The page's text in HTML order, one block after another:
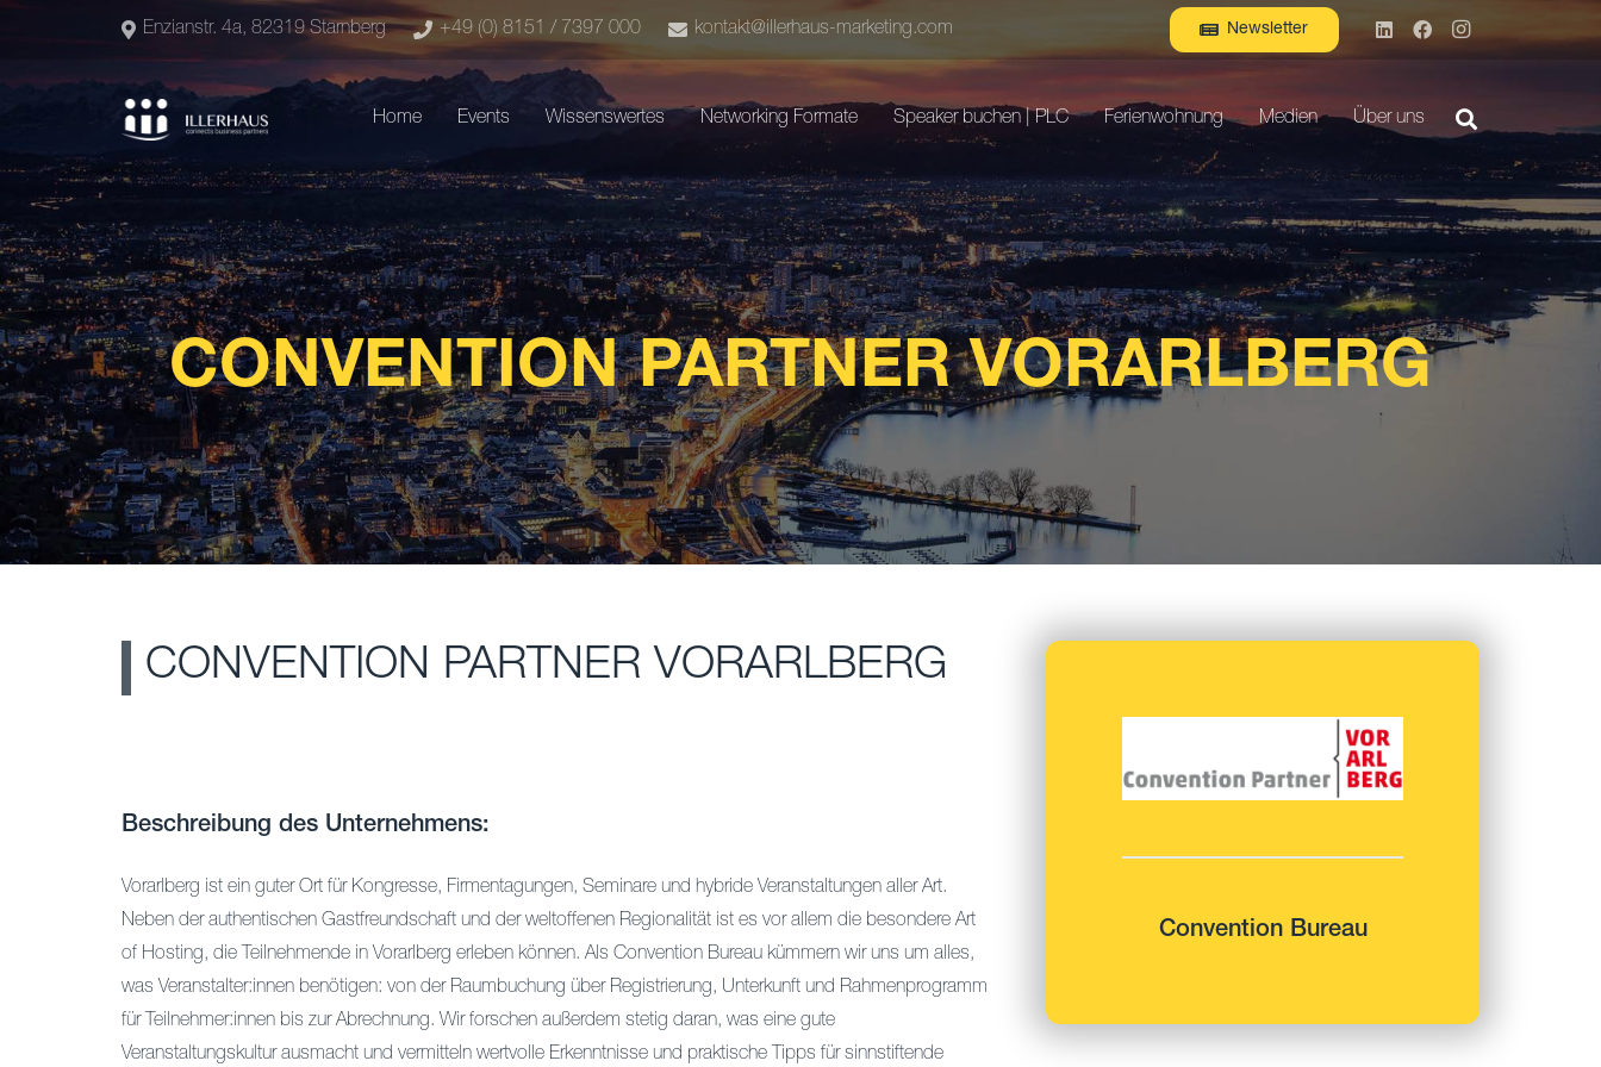
Enzianstr. 4a, 82319 Starnberg +49 (0) 8151 / 7397 000 kontakt@illerhaus-marketing.com Newsletter
Home Events Wissenswertes Networking Formate Speaker buchen | PLC Ferienwohnung Medien Über uns
CONVENTION PARTNER VORARLBERG
CONVENTION PARTNER VORARLBERG
Beschreibung des Unternehmens:
Vorarlberg ist ein guter Ort für Kongresse, Firmentagungen, Seminare und hybride Veranstaltungen aller Art.
Neben der authentischen Gastfreundschaft und der weltoffenen Regionalität ist es vor allem die besondere Art
of Hosting, die Teilnehmende in Vorarlberg erleben können. Als Convention Bureau kümmern wir uns um alles,
was Veranstalter:innen benötigen: von der Raumbuchung über Registrierung, Unterkunft und Rahmenprogramm
für Teilnehmer:innen bis zur Abrechnung. Wir forschen außerdem stetig daran, was eine gute
Veranstaltungskultur ausmacht und vermitteln wertvolle Erkenntnisse und praktische Tipps für sinnstiftende
Convention Bureau